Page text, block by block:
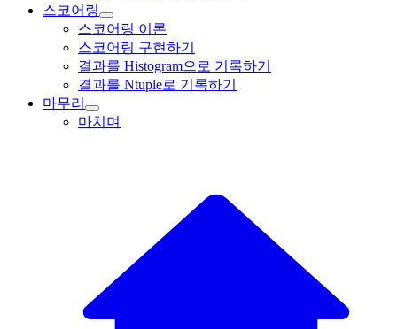
스코어링
스코어링 이론
스코어링 구현하기
결과를 Histogram으로 기록하기
결과를 Ntuple로 기록하기
마무리
마치며